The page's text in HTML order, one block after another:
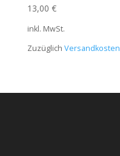
13,00 €
inkl. MwSt.
Zuzüglich Versandkosten